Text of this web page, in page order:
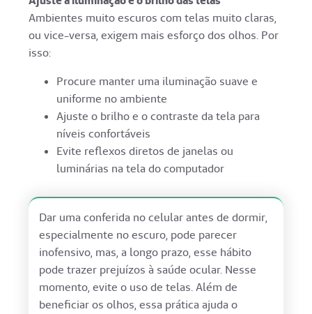
Ambientes muito escuros com telas muito claras,
ou vice-versa, exigem mais esforço dos olhos. Por
isso:
Procure manter uma iluminação suave e
uniforme no ambiente
Ajuste o brilho e o contraste da tela para
níveis confortáveis
Evite reflexos diretos de janelas ou
luminárias na tela do computador
Dar uma conferida no celular antes de dormir,
especialmente no escuro, pode parecer
inofensivo, mas, a longo prazo, esse hábito
pode trazer prejuízos à saúde ocular. Nesse
momento, evite o uso de telas. Além de
beneficiar os olhos, essa prática ajuda o